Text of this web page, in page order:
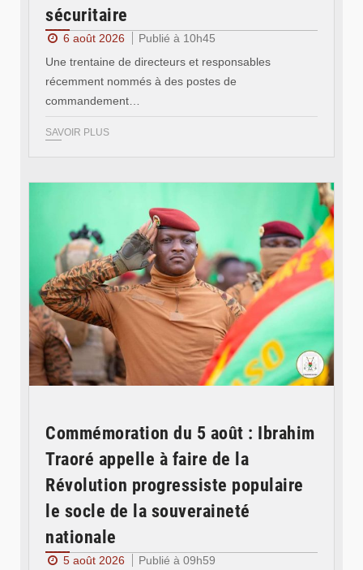
sécuritaire
6 août 2026
Publié à 10h45
Une trentaine de directeurs et responsables
récemment nommés à des postes de
commandement…
SAVOIR PLUS
Commémoration du 5 août : Ibrahim
Traoré appelle à faire de la
Révolution progressiste populaire
le socle de la souveraineté
nationale
5 août 2026 Publié à 09h59